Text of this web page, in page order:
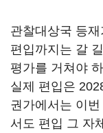
관찰대상국 등
편입까지는 갈
평가를 거쳐야
실제 편입은
권가에서는 이
서도 편입 그 자